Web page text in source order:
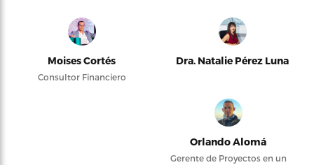
Moises Cortés
Consultor Financiero
Dra. Natalie Pérez Luna
Orlando Alomá
Gerente de Proyectos en un